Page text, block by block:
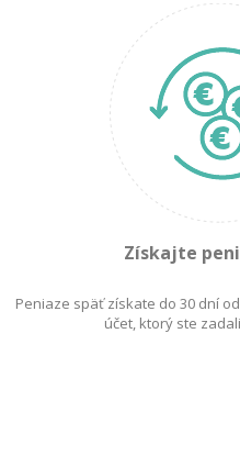
Získajte
Peniaze späť získate do 30 dní
účet, ktorý ste